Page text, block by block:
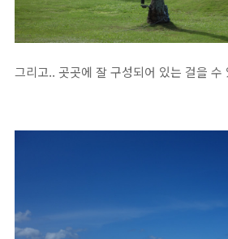
그리고.. 곳곳에 잘 구성되어 있는 걸을